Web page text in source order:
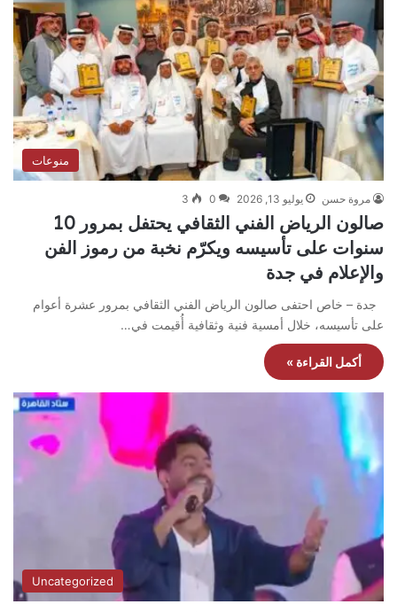
منوعات
مروة حسن يوليو 13, 2026 0
3
صالون الرياض الفني الثقافي يحتفل بمرور 10
سنوات على تأسيسه ويكرّم نخبة من رموز الفن
والإعلام في جدة
جدة – خاص احتفى صالون الرياض الفني الثقافي بمرور عشرة أعوام
على تأسيسه، خلال أمسية فنية وثقافية أُقيمت في…
أكمل القراءة »
Uncategorized